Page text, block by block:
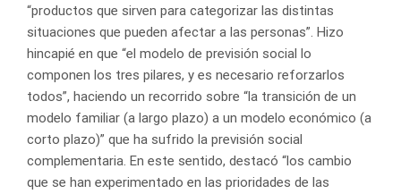
“productos que sirven para categorizar las distintas
situaciones que pueden afectar a las personas”. Hizo
hincapié en que “el modelo de previsión social lo
componen los tres pilares, y es necesario reforzarlos
todos”, haciendo un recorrido sobre “la transición de un
modelo familiar (a largo plazo) a un modelo económico (a
corto plazo)” que ha sufrido la previsión social
complementaria. En este sentido, destacó “los cambio
que se han experimentado en las prioridades de las